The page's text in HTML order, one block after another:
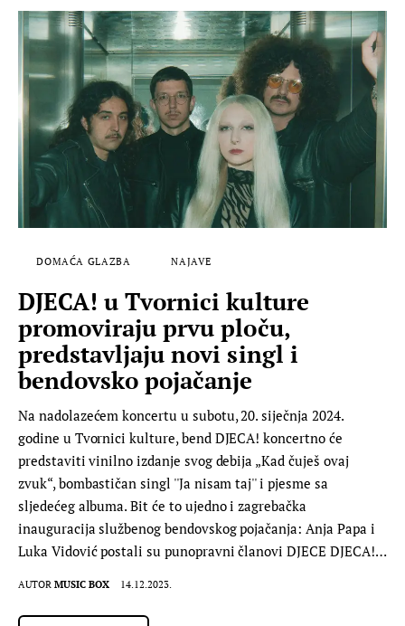
DOMAĆA GLAZBA NAJAVE
DJECA! u Tvornici kulture
promoviraju prvu ploču,
predstavljaju novi singl i
bendovsko pojačanje
Na nadolazećem koncertu u subotu, 20. siječnja 2024.
godine u Tvornici kulture, bend DJECA! koncertno će
predstaviti vinilno izdanje svog debija „Kad čuješ ovaj
zvuk“, bombastičan singl ''Ja nisam taj'' i pjesme sa
sljedećeg albuma. Bit će to ujedno i zagrebačka
inauguracija službenog bendovskog pojačanja: Anja Papa i
Luka Vidović postali su punopravni članovi DJECE DJECA!…
AUTOR MUSIC BOX 14.12.2023.